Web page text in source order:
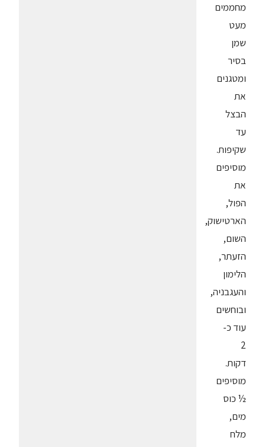
מחממים
מעט
שמן
בסיר
ומטגנים
את
הבצל
עד
שקיפות.
מוסיפים
את
הפול,
הארטישוק,
השום,
הזעתר,
הלימון
והעגבניה,
ובוחשים
עוד כ-
2
דקות.
מוסיפים
½ כוס
מים,
מלח